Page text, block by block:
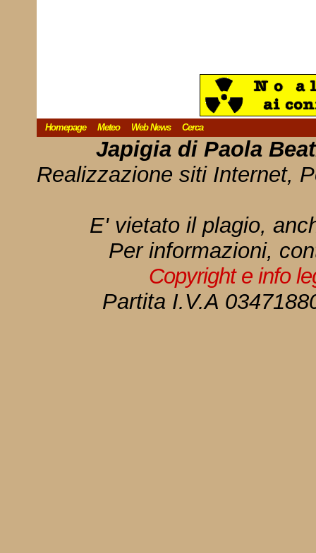
Homepage Meteo Web News Cerca
Japigia di Paola
Realizzazione siti Internet,
E' vietato il plagio,
Per informazioni,
Copyright e info
Partita I.V.A